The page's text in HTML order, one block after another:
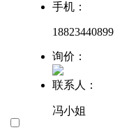
手机：
18823440899
询价：
联系人：
冯小姐